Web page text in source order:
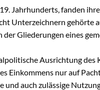
Jahrhunderts, fanden
Unterzeichnern gehörte
Gliederungen eines
Ausrichtung
Einkommens nur auf
auch zulässige